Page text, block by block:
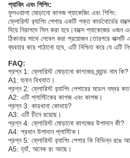
প্যাকিং এবং শিপিং:
ফুলওয়ালা মোড়ানো কাগজ প্যাকেজিং এবং শিপিং:
ফ্লোরিস্ট র‌্যাপিং পেপার একটি শক্ত কার্ডবোর্ডের
দিয়ে নিরাপদে সিল করা হবে।বাক্সে প্যাকেজের ওজন
ঠিকানার সাথে লেবেল করা প্রয়োজন।তারপরে বাক্সটি
ব্যবহার করে পাঠানো হবে, এটি নিশ্চিত করে যে এটি
FAQ:
প্রশ্ন 1: ফ্লোরিস্ট মোড়ানো কাগজের ব্র্যান্ড নাম কি?
A1: হুনান বিখ্যাত।
প্রশ্ন 2: ফ্লোরিস্ট র‌্যাপিং পেপারের মডেল নম্বর
A2: এটি প্লাস্টিকের কাগজ এবং কাগজ।
প্রশ্ন 3: কারখানা কোথায়?
A3: এটি চীনে রয়েছে।
প্রশ্ন 4: ফ্লোরিস্ট মোড়ানো কাগজের উপাদান কী?
A4: প্রধান উপাদান প্লাস্টিক।
প্রশ্ন 5: ফ্লোরিস্ট র‌্যাপিং পেপার কি বিভিন্ন রঙে
A5: হ্যাঁ, অনেক রং আছে।